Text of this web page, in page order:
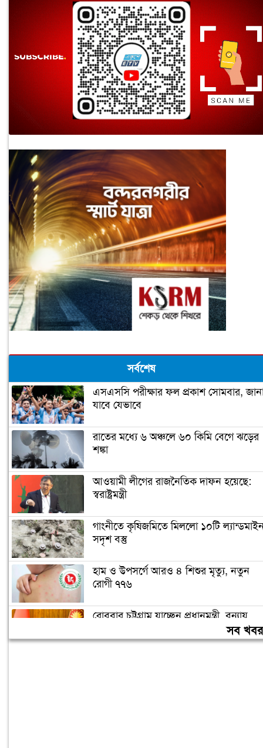
সর্বশেষ
এসএসসি পরীক্ষার ফল প্রকাশ সোমবার,
যাবে যেভাবে
রাতের মধ্যে ৬ অঞ্চলে ৬০ কিমি বেগে ঝড়ের
শঙ্কা
আওয়ামী লীগের রাজনৈতিক দাফন হয়েছে:
স্বরাষ্ট্রমন্ত্রী
গাংনীতে কৃষিজমিতে মিললো ১০টি
সদৃশ বস্তু
হাম ও উপসর্গে আরও ৪ শিশুর মৃত্যু, নতুন
রোগী ৭৭৬
রোববার চট্টগ্রাম যাচ্ছেন প্রধানমন্ত্রী, বন্যায়
সব